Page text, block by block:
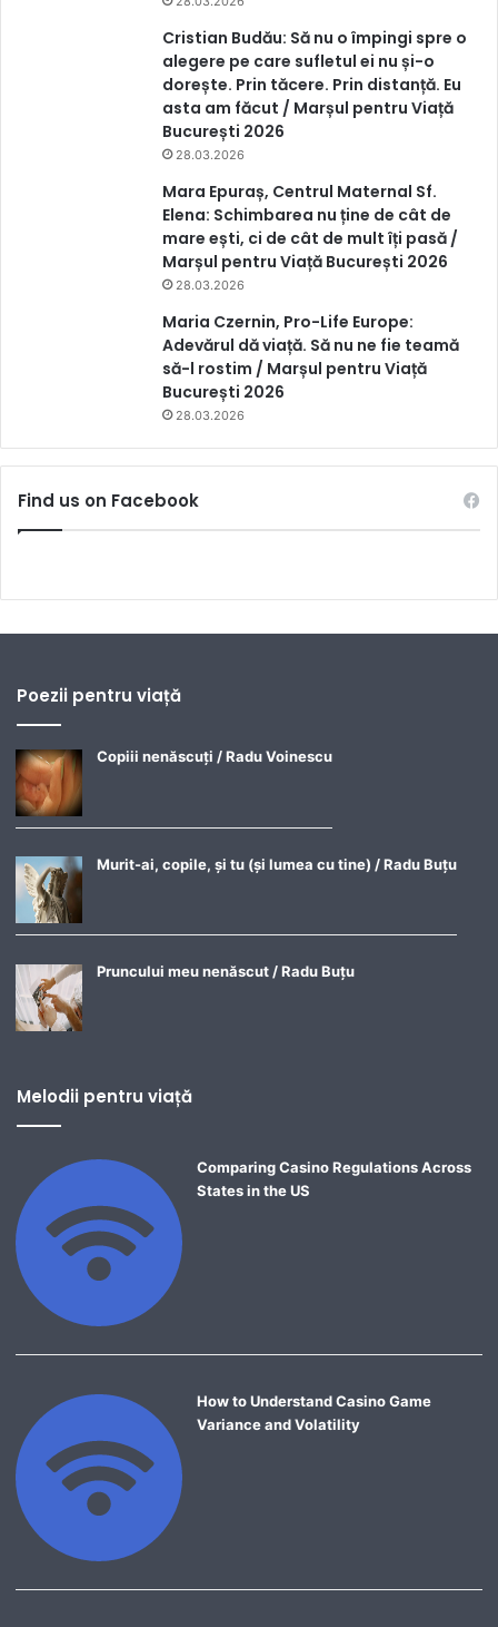
Cristian Budău: Să nu o împingi spre o
alegere pe care sufletul ei nu și-o
dorește. Prin tăcere. Prin distanță. Eu
asta am făcut / Marșul pentru Viață
București 2026
28.03.2026
Mara Epuraș, Centrul Maternal Sf.
Elena: Schimbarea nu ține de cât de
mare ești, ci de cât de mult îți pasă /
Marșul pentru Viață București 2026
28.03.2026
Maria Czernin, Pro-Life Europe:
Adevărul dă viață. Să nu ne fie teamă
să-l rostim / Marșul pentru Viață
București 2026
28.03.2026
Find us on Facebook
Poezii pentru viață
Copiii nenăscuți / Radu Voinescu
Murit-ai, copile, și tu (și lumea cu tine) / Radu Buțu
Pruncului meu nenăscut / Radu Buțu
Melodii pentru viață
Comparing Casino Regulations Across
States in the US
How to Understand Casino Game
Variance and Volatility